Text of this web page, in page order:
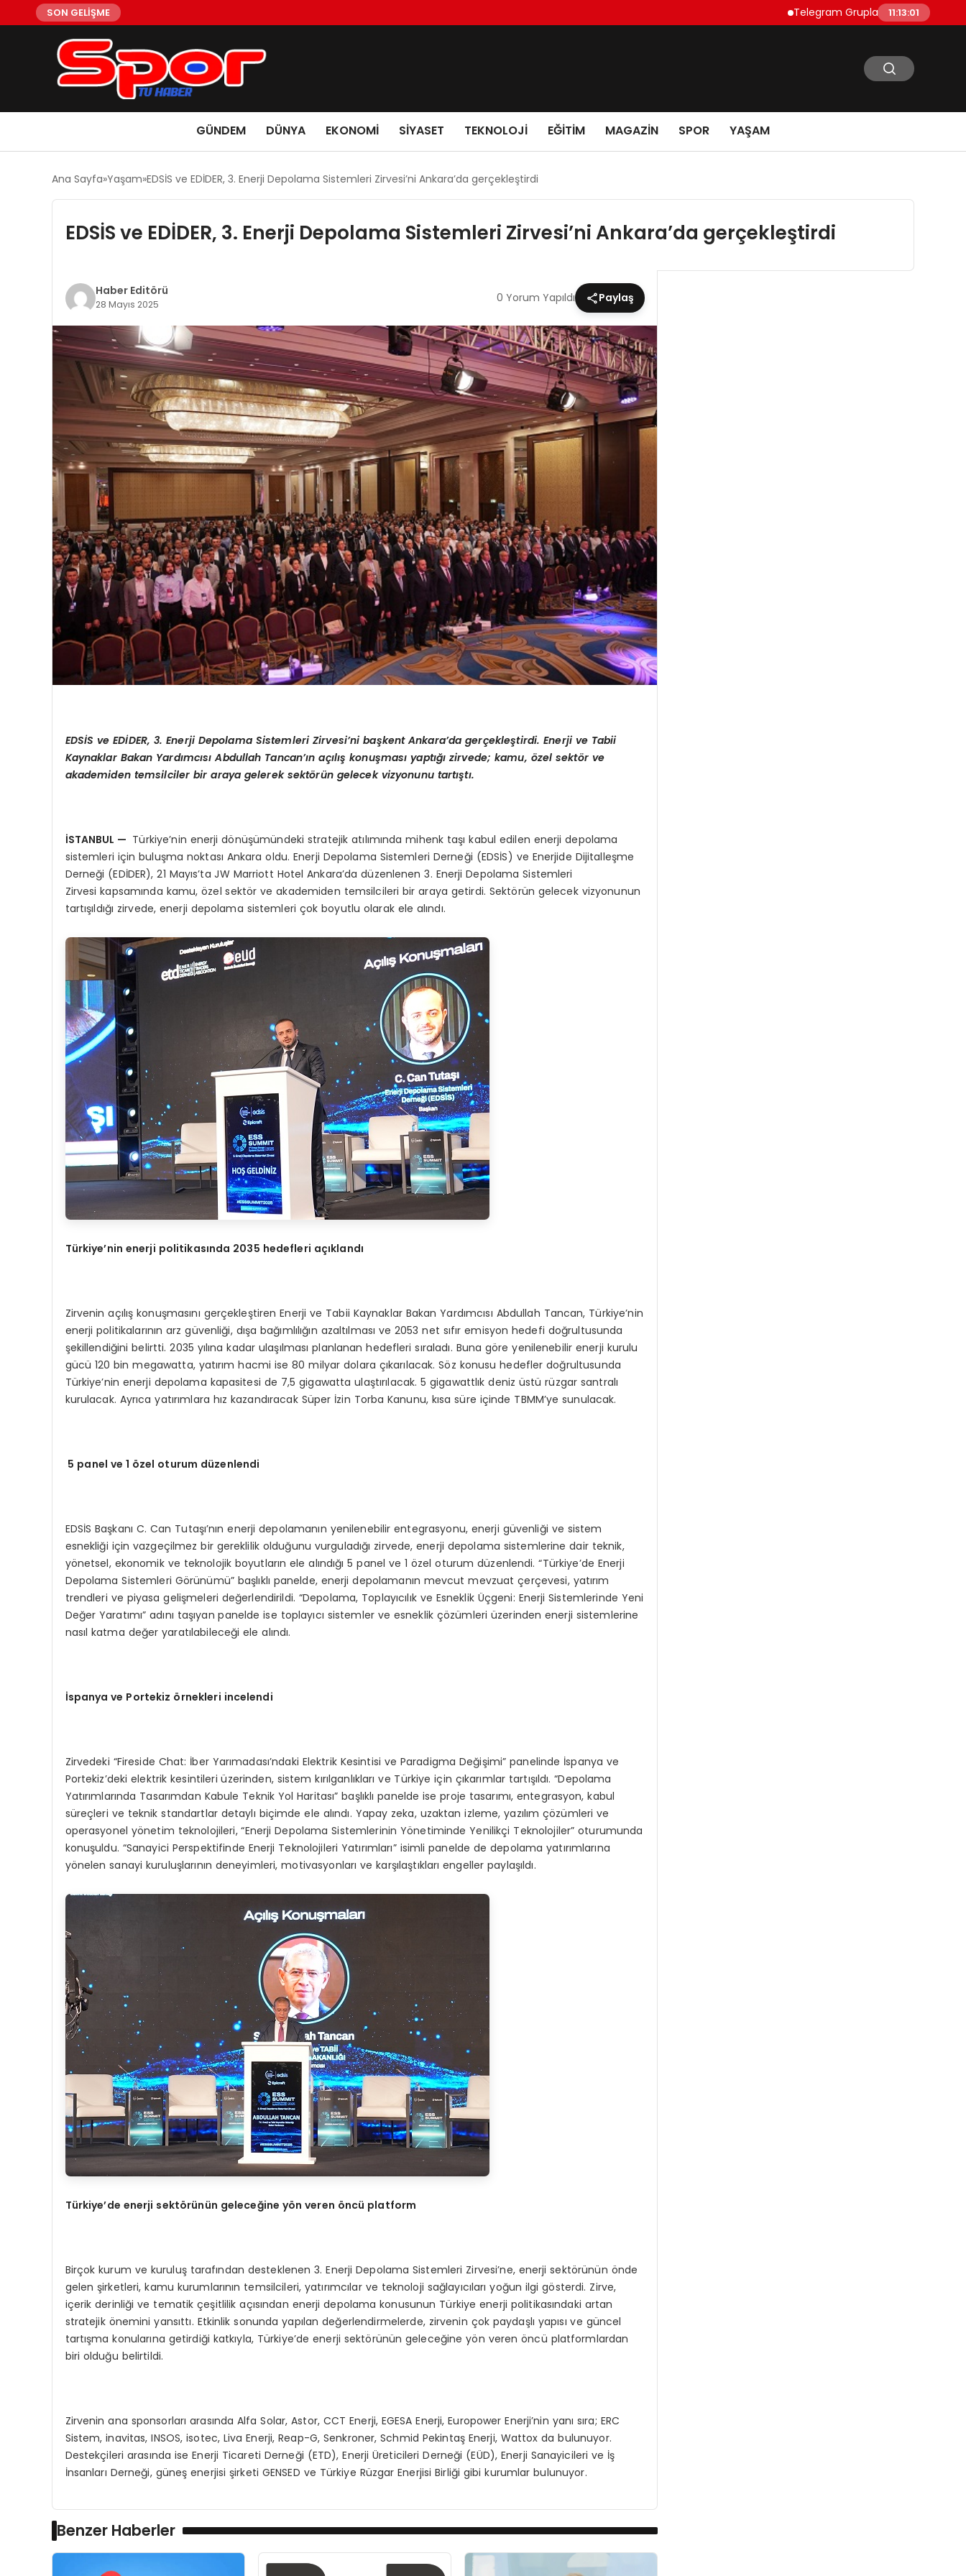
SON GELİŞME Telegram Grupları Nasıl Bulunur?:
11:13:03
GÜNDEM DÜNYA EKONOMI SIYASET TEKNOLOJI EĞITIM MAGAZIN SPOR YAŞAM
Ana Sayfa Yaşam EDSİS ve EDİDER, 3. Enerji Depolama Sistemleri Zirvesi’ni Ankara’da gerçekleştirdi
EDSİS ve EDİDER, 3. Enerji Depolama Sistemleri Zirvesi’ni Ankara’da gerçekleştirdi
Haber Editörü
28 Mayıs 2025 0 Yorum Yapıldı Paylaş
EDSİS veEDİDER, 3. Enerji Depolama Sistemleri Zirvesi’ni başkent Ankara’da gerçekleştirdi. Enerji ve Tabii
Kaynaklar Bakan Yardımcısı Abdullah Tancan’ın açılış konuşması yaptığı zirvede; kamu, özel sektör ve
akademiden temsilciler bir araya gelerek sektörün gelecek vizyonunu tartıştı.
İSTANBUL — Türkiye’nin enerji dönüşümündeki stratejik atılımında mihenk taşı kabul edilen enerji depolama
sistemleri için buluşma noktası Ankara oldu. Enerji Depolama Sistemleri Derneği (EDSİS) ve Enerjide Dijitalleşme
Derneği (EDİDER), 21 Mayıs’ta JW Marriott Hotel Ankara’da düzenlenen 3. Enerji Depolama Sistemleri
Zirvesi kapsamında kamu, özel sektör ve akademiden temsilcileri bir araya getirdi. Sektörün gelecek vizyonunun
tartışıldığı zirvede, enerji depolama sistemleri çok boyutlu olarak ele alındı.
Türkiye’nin enerji politikasında 2035 hedefleri açıklandı
Zirvenin açılış konuşmasını gerçekleştiren Enerji ve Tabii Kaynaklar Bakan Yardımcısı Abdullah Tancan, Türkiye’nin
enerji politikalarının arz güvenliği, dışa bağımlılığın azaltılması ve 2053 net sıfır emisyon hedefi doğrultusunda
şekillendiğini belirtti. 2035 yılına kadar ulaşılması planlanan hedefleri sıraladı. Buna göre yenilenebilir enerji kurulu
gücü 120 bin megawatta, yatırım hacmi ise 80 milyar dolara çıkarılacak. Söz konusu hedefler doğrultusunda
Türkiye’nin enerji depolama kapasitesi de 7,5 gigawatta ulaştırılacak. 5 gigawattlık deniz üstü rüzgar santralı
kurulacak. Ayrıca yatırımlara hız kazandıracak Süper İzin Torba Kanunu, kısa süre içinde TBMM’ye sunulacak.
5 panel ve 1 özel oturum düzenlendi
EDSİS Başkanı C. Can Tutaşı’nın enerji depolamanın yenilenebilir entegrasyonu, enerji güvenliği ve sistem
esnekliği için vazgeçilmez bir gereklilik olduğunu vurguladığı zirvede, enerji depolama sistemlerine dair teknik,
yönetsel, ekonomik ve teknolojik boyutların ele alındığı 5 panel ve 1 özel oturum düzenlendi. “Türkiye’de Enerji
Depolama Sistemleri Görünümü” başlıklı panelde, enerji depolamanın mevcut mevzuat çerçevesi, yatırım
trendleri ve piyasa gelişmeleri değerlendirildi. “Depolama, Toplayıcılık ve Esneklik Üçgeni: Enerji Sistemlerinde Yeni
Değer Yaratımı” adını taşıyan panelde ise toplayıcı sistemler ve esneklik çözümleri üzerinden enerji sistemlerine
nasıl katma değer yaratılabileceği ele alındı.
İspanya ve Portekiz örnekleri incelendi
Zirvedeki “Fireside Chat: İber Yarımadası’ndaki Elektrik Kesintisi ve Paradigma Değişimi” panelinde İspanya ve
Portekiz’deki elektrik kesintileri üzerinden, sistem kırılganlıkları ve Türkiye için çıkarımlar tartışıldı. “Depolama
Yatırımlarında Tasarımdan Kabule Teknik Yol Haritası” başlıklı panelde ise proje tasarımı, entegrasyon, kabul
süreçleri ve teknik standartlar detaylı biçimde ele alındı. Yapay zeka, uzaktan izleme, yazılım çözümleri ve
operasyonel yönetim teknolojileri, “Enerji Depolama Sistemlerinin Yönetiminde Yenilikçi Teknolojiler” oturumunda
konuşuldu. “Sanayici Perspektifinde Enerji Teknolojileri Yatırımları” isimli panelde de depolama yatırımlarına
yönelen sanayi kuruluşlarının deneyimleri, motivasyonları ve karşılaştıkları engeller paylaşıldı.
Türkiye’de enerji sektörünün geleceğine yön veren öncü platform
Birçok kurum ve kuruluş tarafından desteklenen 3. Enerji Depolama Sistemleri Zirvesi’ne, enerji sektörünün önde
gelen şirketleri, kamu kurumlarının temsilcileri, yatırımcılar ve teknoloji sağlayıcıları yoğun ilgi gösterdi. Zirve,
içerik derinliği ve tematik çeşitlilik açısından enerji depolama konusunun Türkiye enerji politikasındaki artan
stratejik önemini yansıttı. Etkinlik sonunda yapılan değerlendirmelerde, zirvenin çok paydaşlı yapısı ve güncel
tartışma konularına getirdiği katkıyla, Türkiye’de enerji sektörünün geleceğine yön veren öncü platformlardan
biri olduğu belirtildi.
Zirvenin ana sponsorları arasında Alfa Solar, Astor, CCT Enerji, EGESA Enerji, Europower Enerji’nin yanı sıra; ERC
Sistem, inavitas, INSOS, isotec, Liva Enerji, Reap-G, Senkroner, Schmid Pekintaş Enerji, Wattox da bulunuyor.
Destekçileri arasında ise Enerji Ticareti Derneği (ETD), Enerji Üreticileri Derneği (EÜD), Enerji Sanayicileri ve İş
İnsanları Derneği, güneş enerjisi şirketi GENSED ve Türkiye Rüzgar Enerjisi Birliği gibi kurumlar bulunuyor.
Benzer Haberler